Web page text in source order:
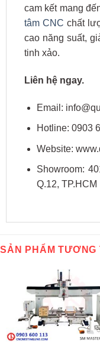
cam kết mang
tâm CNC chất
cao năng suất,
tinh xảo.
Liên hệ ngay.
Email:
Hotline: 0903
Website:
Showroom:
Q.12, TP.HCM
SẢN PHẨM TƯƠNG